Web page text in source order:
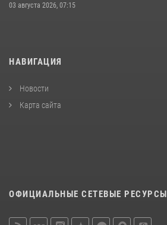
03 августа 2026, 07:15
НАВИГАЦИЯ
Новости
Карта сайта
ОФИЦИАЛЬНЫЕ СЕТЕВЫЕ РЕСУРСЫ